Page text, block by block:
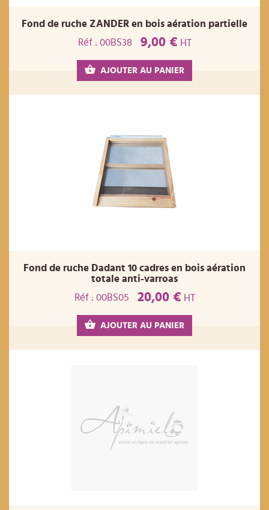
Fond de ruche ZANDER en bois aération partielle
Réf : 00BS38
9,00 € HT
AJOUTER AU PANIER
Fond de ruche Dadant 10 cadres en bois aération
totale anti-varroas
Réf : 00BS05
20,00 € HT
AJOUTER AU PANIER